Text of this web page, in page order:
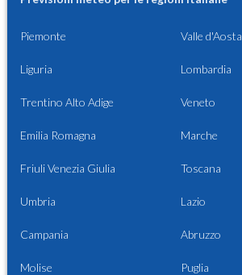
Piemonte Valle d'Aosta
Liguria Lombardia
Trentino Alto Adige Veneto
Emilia Romagna Marche
Friuli Venezia Giulia Toscana
Umbria Lazio
Campania Abruzzo
Molise Puglia